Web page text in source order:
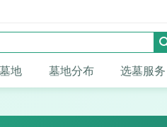
地 墓地分布 选墓服务